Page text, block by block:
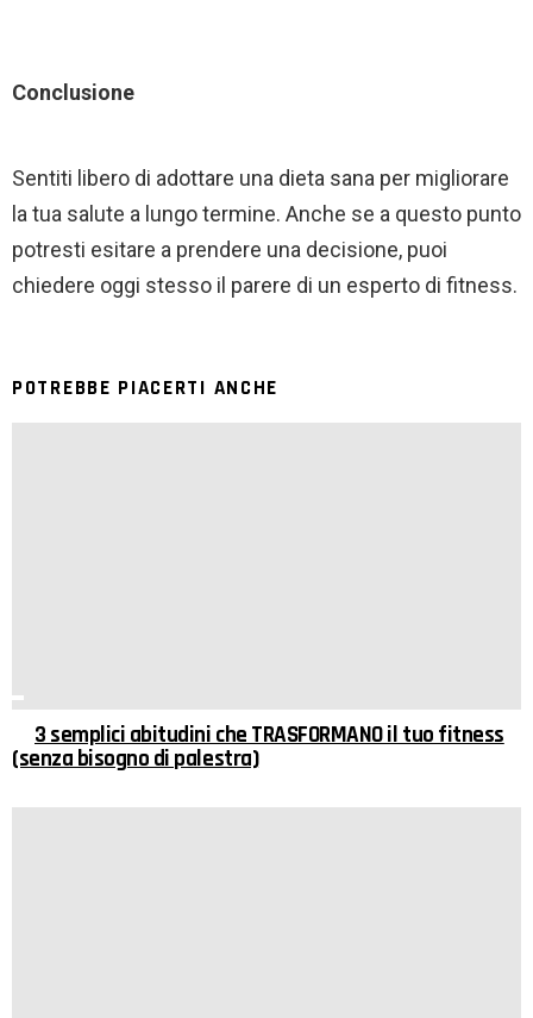
Conclusione
Sentiti libero di adottare una dieta sana per migliorare
la tua salute a lungo termine. Anche se a questo punto
potresti esitare a prendere una decisione, puoi
chiedere oggi stesso il parere di un esperto di fitness.
POTREBBE PIACERTI ANCHE
3 semplici abitudini che TRASFORMANO il tuo fitness
(senza bisogno di palestra)